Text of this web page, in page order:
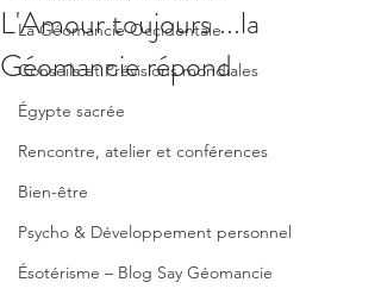
La Géomancie Occidentale
Conseils et Prévisions mondiales
Égypte sacrée
Rencontre, atelier et conférences
Bien-être
Psycho & Développement personnel
Ésotérisme – Blog Say Géomancie
L'Amour toujours ...la
Géomancie répond